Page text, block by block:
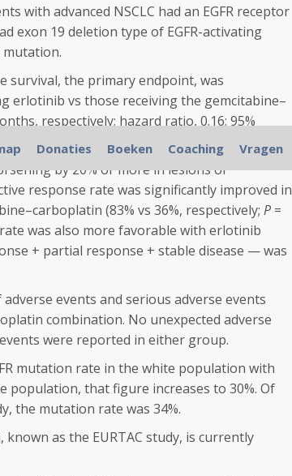
with advanced NSCLC had an EGFR receptor
exon 19 deletion type of EGFR-activating
mutation.
survival, the primary endpoint, was
erlotinib vs those receiving the gemcitabine–
respectively; hazard ratio, 0.16; 95%
by 20% or more in lesions or
response rate was significantly improved in
(83% vs 36%, respectively; P =
was also more favorable with erlotinib
+ partial response + stable disease — was
events and serious adverse events
combination. No unexpected adverse
were reported in either group.
mutation rate in the white population with
population, that figure increases to 30%. Of
the mutation rate was 34%.
as the EURTAC study, is currently
Donaties Boeken Coaching Vragen